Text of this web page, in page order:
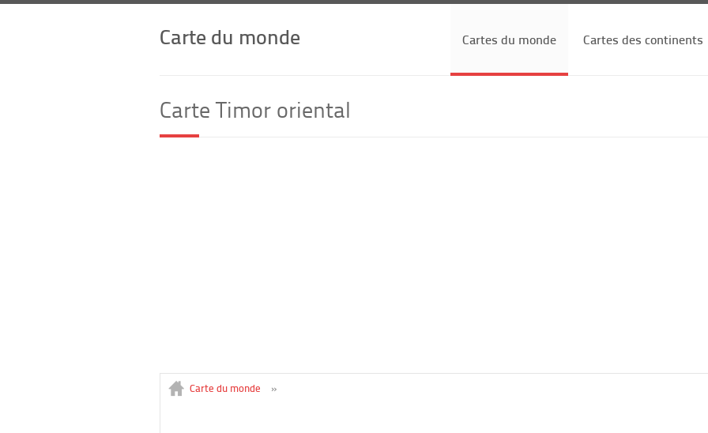
Carte du monde Cartes du monde Cartes des continents
Carte Timor oriental
Carte du monde »